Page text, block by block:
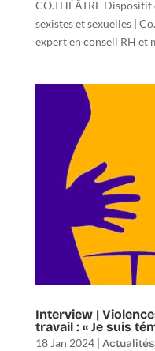
CO.THÉÂTRE
sexistes et sexuelles |
expert en conseil RH et
Interview |
travail : « Je suis
18 Jan 2024| Actualités,